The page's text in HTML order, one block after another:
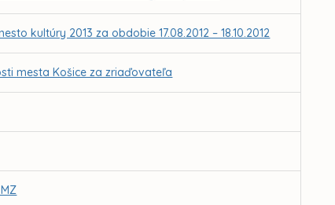
kultúry 2013 za obdobie 17.08.2012 – 18.10.2012
mesta Košice za zriaďovateľa